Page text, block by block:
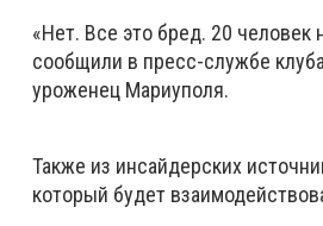
«Нет. Все это бред. 20 человек
сообщили в пресс-службе
уроженец Мариуполя.
Также из инсайдерских
который будет